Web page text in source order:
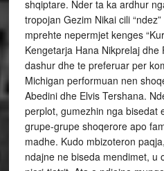
shqiptare. Nder ta ka ardhur
tropojan Gezim Nikai cili
mprehte nepermjet kenges
Kengetarja Hana Nikprelaj
dashur dhe te preferuar per
Michigan performuan nen
Abedini dhe Elvis Tershana.
perplot, gumezhin nga bisedat
grupe-grupe shoqerore apo
madhe. Kudo mbizoteron
ndajne ne biseda mendimet, u